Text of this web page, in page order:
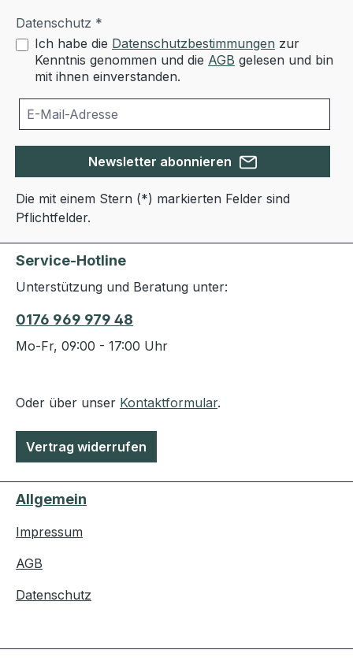
Datenschutz *
Ich habe die Datenschutzbestimmungen zur
Kenntnis genommen und die AGB gelesen und bin
mit ihnen einverstanden.
Newsletter abonnieren
Die mit einem Stern (*) markierten Felder sind
Pflichtfelder.
Service-Hotline
Unterstützung und Beratung unter:
0176 969 979 48
Mo-Fr, 09:00 - 17:00 Uhr
Oder über unser Kontaktformular.
Vertrag widerrufen
Allgemein
Impressum
AGB
Datenschutz